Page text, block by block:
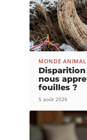
MONDE ANIMAL
nous
fouilles ?
5 août 2026